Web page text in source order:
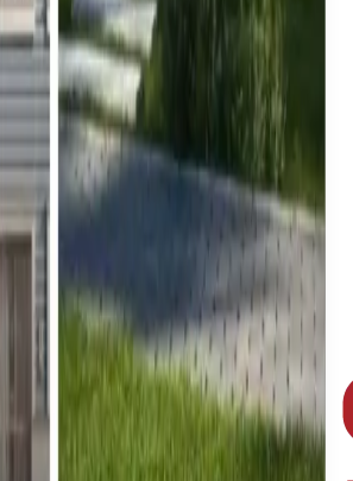
Immobilienverkauf in Ägypten.
inserieren?
ich?
Einreichung?